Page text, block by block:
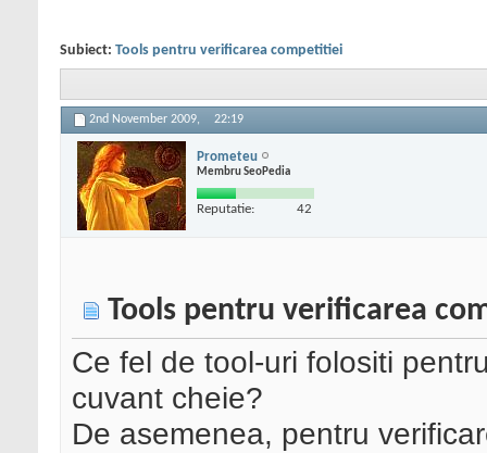
Subiect: Tools pentru verificarea competitiei
2nd November 2009, 22:19
Prometeu
Membru SeoPedia
Reputatie: 42
Tools pentru verificarea
Ce fel de tool-uri folositi
cuvant cheie?
De asemenea, pentru